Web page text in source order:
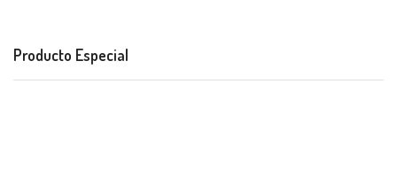
Producto Especial